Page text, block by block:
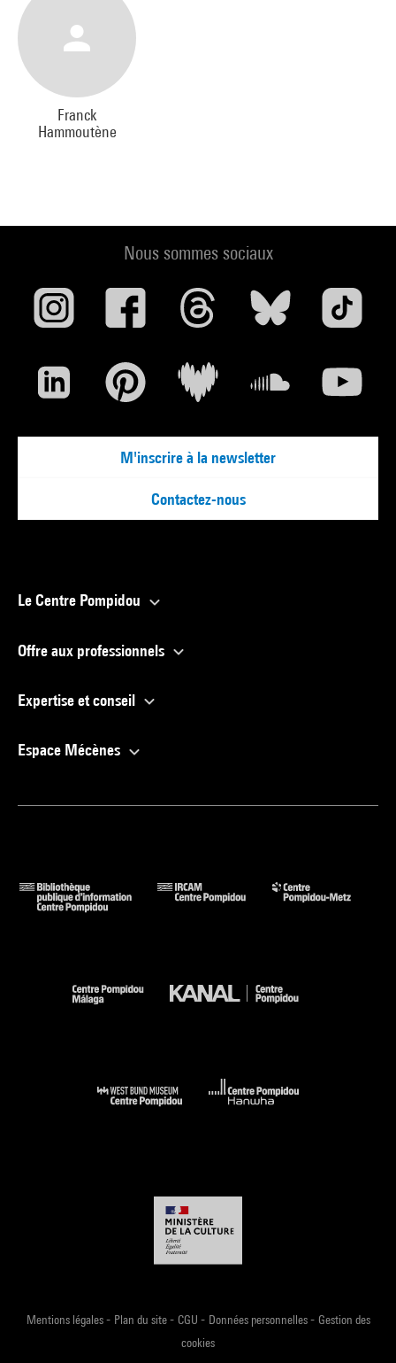
Franck
Hammoutène
Nous sommes sociaux
M'inscrire à la newsletter
Contactez-nous
Le Centre Pompidou
Offre aux professionnels
Expertise et conseil
Espace Mécènes
Mentions légales- Plan du site- CGU - Données personnelles- Gestion des
cookies